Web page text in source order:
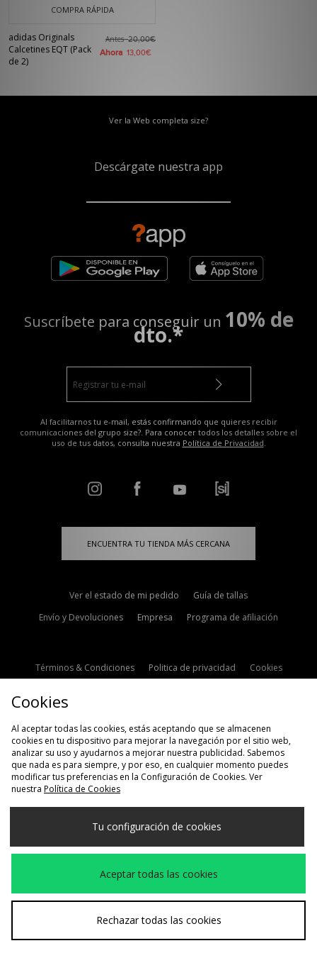
COMPRA RÁPIDA
adidas Originals
Calcetines EQT (Pack
de 2)
Antes20,00€
Ahora 13,00€
Ver la Web completa size?
Descárgate nuestra app
Suscríbete para conseguir un 10% de
dto.*
Al facilitarnos tu e-mail, estás confirmando que quieres recibir
comunicaciones del grupo size?. Para conocer todos los detalles sobre el
uso de tus datos, consulta nuestra Política de Privacidad.
ENCUENTRA TU TIENDA MÁS CERCANA
Ver el estado de mi pedido
Guía de tallas
Envío y Devoluciones
Empresa Programa de afiliación
Términos & Condiciones Politica de privacidad
Cookies
Selecciona País
España
Aceptamos las siguientes formas de pago
Visita nuestra página corporativa en www.jdplc.com
Cookies
Al aceptar todas las cookies, estás aceptando que se almacenen
cookies en tu dispositivo para mejorar la navegación por el sitio web,
analizar su uso y ayudarnos a mejorar nuestra publicidad. Sabemos
que nada es para siempre, y por eso, en cualquier momento puedes
modificar tus preferencias en la Configuración de Cookies. Ver
nuestra Política de Cookies
Tu configuración de cookies
Aceptar todas las cookies
Rechazar todas las cookies